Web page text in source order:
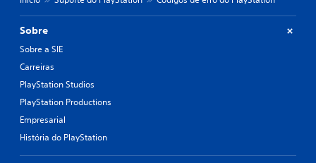
Sobre
Sobre a SIE
Carreiras
PlayStation Studios
PlayStation Productions
Empresarial
História do PlayStation